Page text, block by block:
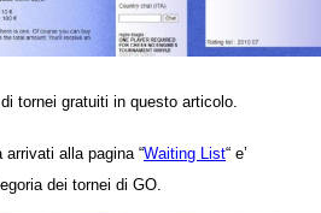
tornei gratuiti in questo articolo.
arrivati alla pagina “Waiting List“ e’
dei tornei di GO.